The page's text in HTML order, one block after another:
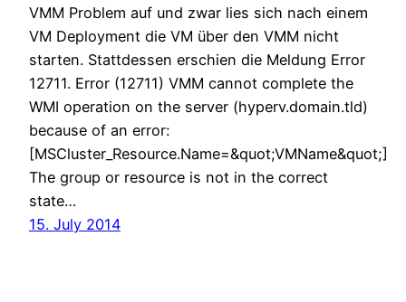
VMM Problem auf und zwar lies sich nach einem
VM Deployment die VM über den VMM nicht
starten. Stattdessen erschien die Meldung Error
12711. Error (12711) VMM cannot complete the
WMI operation on the server (hyperv.domain.tld)
because of an error:
[MSCluster_Resource.Name=&quot;VMName&quot;]
The group or resource is not in the correct
state…
15. July 2014